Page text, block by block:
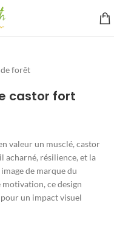
forêt
castor fort
valeur un musclé, castor
acharné, résilience, et la
de marque du
motivation, ce design
un impact visuel